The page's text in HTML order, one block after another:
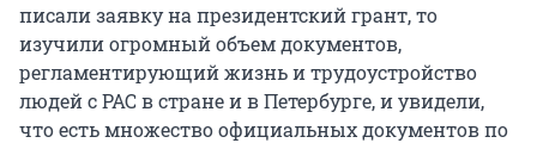
писали заявку на президентский грант, то
изучили огромный объем документов,
регламентирующий жизнь и трудоустройство
людей с РАС в стране и в Петербурге, и увидели,
что есть множество официальных документов по